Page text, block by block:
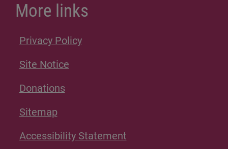
More links
Privacy Policy
Site Notice
Donations
Sitemap
Accessibility Statement